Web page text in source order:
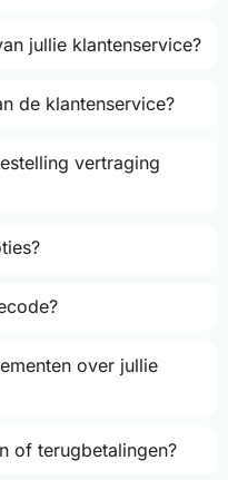
jullie klantenservice?
de klantenservice?
vertraging
over jullie
of terugbetalingen?